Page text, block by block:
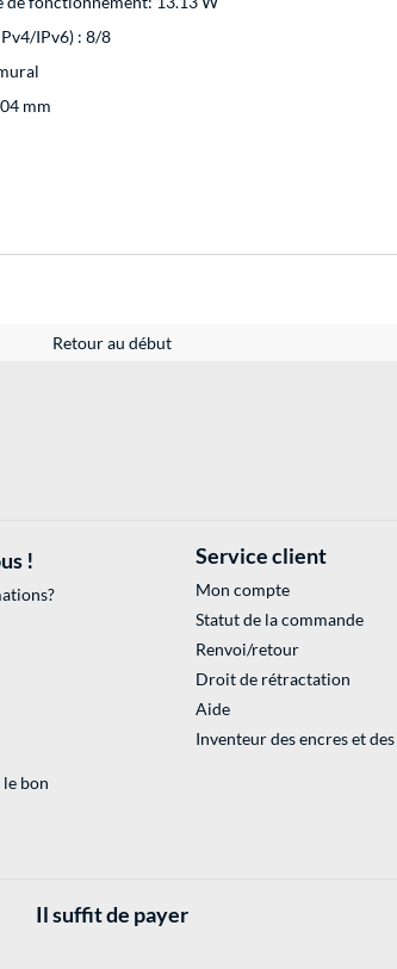
IPv6) : 8/8
mm
Retour au début
!
bon
Service client
Mon compte
Statut de la commande
Renvoi/retour
Droit de rétractation
Aide
Inventeur des encres et
Il suffit de payer